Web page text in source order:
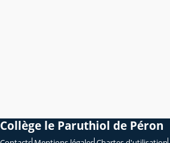
Collège le Paruthiol de Péron